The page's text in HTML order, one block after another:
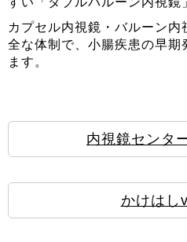
カプセル内視鏡・バルーン
全な体制で、小腸疾患の早期
ます。
内視鏡センタ
かけはし